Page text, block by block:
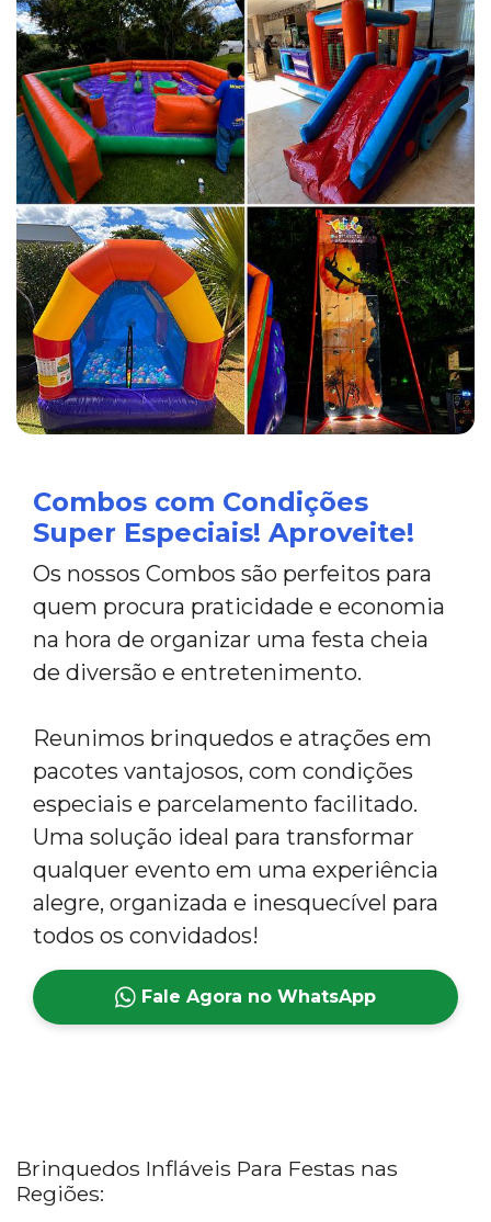
Combos com Condições
Super Especiais! Aproveite!
Os nossos Combos são perfeitos para
quem procura praticidade e economia
na hora de organizar uma festa cheia
de diversão e entretenimento.
Reunimos brinquedos e atrações em
pacotes vantajosos, com condições
especiais e parcelamento facilitado.
Uma solução ideal para transformar
qualquer evento em uma experiência
alegre, organizada e inesquecível para
todos os convidados!
Fale Agora no WhatsApp
Brinquedos Infláveis Para Festas nas
Regiões: